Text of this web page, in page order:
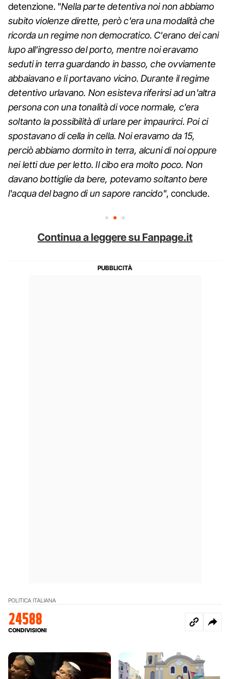
detenzione. "Nella parte detentiva noi non abbiamo
subito violenze dirette, però c'era una modalità che
ricorda un regime non democratico. C'erano dei cani
lupo all'ingresso del porto, mentre noi eravamo
seduti in terra guardando in basso, che ovviamente
abbaiavano e li portavano vicino. Durante il regime
detentivo urlavano. Non esisteva riferirsi ad un'altra
persona con una tonalità di voce normale, c'era
soltanto la possibilità di urlare per impaurirci. Poi ci
spostavano di cella in cella. Noi eravamo da 15,
perciò abbiamo dormito in terra, alcuni di noi oppure
nei letti due per letto. Il cibo era molto poco. Non
davano bottiglie da bere, potevamo soltanto bere
l'acqua del bagno di un sapore rancido", conclude.
Continua a leggere su Fanpage.it
POLITICA ITALIANA
24588
CONDIVISIONI